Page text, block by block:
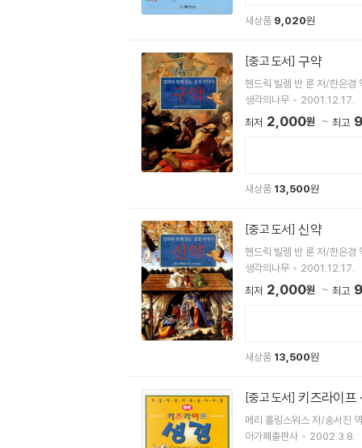
새상품 9,020원
[중고 도서] 구약
헨드릭 빌렘 반 룬 저/한은경
생각의나무
2001.12.17.
최저 2,000원 최고
새상품 13,500원
[중고 도서] 신약
헨드릭 빌렘 반 룬 저/한은경
생각의나무
2001.12.17.
최저 2,000원 최고
새상품 13,500원
[중고 도서] 키즈라이프
메리 홀링스워스 저/송서진 역
아가페출판사
2002.3.8.